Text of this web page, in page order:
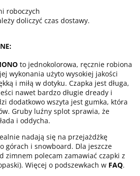
roboczych
doliczyć czas dostawy.
to jednokolorowa, ręcznie robiona
wykonania użyto wysokiej jakości
i miłą w dotyku. Czapka jest długa,
nawet bardzo długie dready i
dodatkowo wszyta jest gumka, która
Gruby luźny splot sprawia, że
i oddycha.
nadają się na przejażdżkę
górach i snowboard. Dla jeszcze
zimnem polecam zamawiać czapki z
Więcej o podszewkach w FAQ.